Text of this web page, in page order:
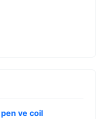
ve coil